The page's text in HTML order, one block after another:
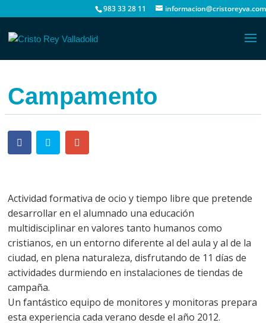
983 33 28 11 informacion@cristoreyva.com
Campamento
Actividad formativa de ocio y tiempo libre que pretende
desarrollar en el alumnado una educación
multidisciplinar en valores tanto humanos como
cristianos, en un entorno diferente al del aula y al de la
ciudad, en plena naturaleza, disfrutando de 11 días de
actividades durmiendo en instalaciones de tiendas de
campaña.
Un fantástico equipo de monitores y monitoras prepara
esta experiencia cada verano desde el año 2012.